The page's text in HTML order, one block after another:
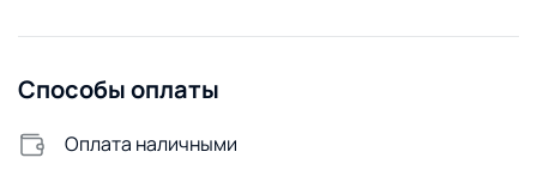
Видеонаблюдение
Беседка
Способы оплаты
Оплата наличными